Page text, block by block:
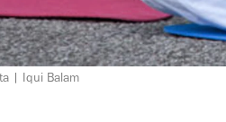
| Iqui Balam